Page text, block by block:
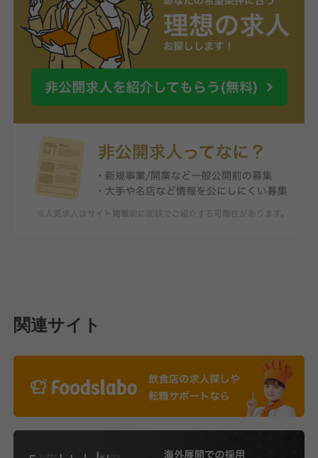
関連サイト